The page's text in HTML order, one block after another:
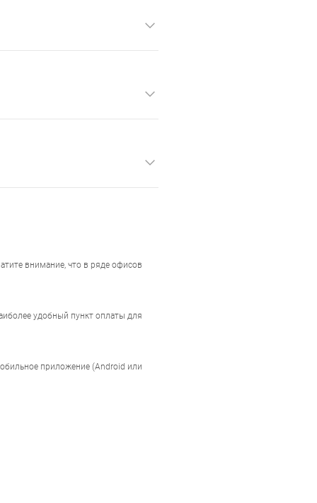
внимание, что в ряде офисов
удобный пункт оплаты для
приложение (Android или